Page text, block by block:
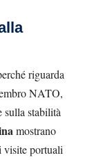
riguarda
NATO,
sulla stabilità
mostrano
visite portuali